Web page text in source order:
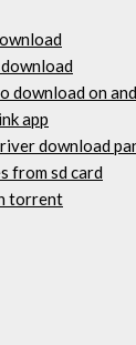
download on
app
download
from sd card
torrent